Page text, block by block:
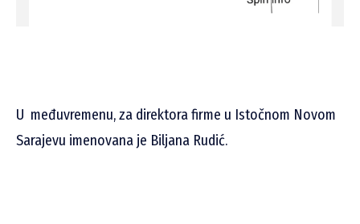
U međuvremenu, za direktora firme u Istočnom Novom
Sarajevu imenovana je Biljana Rudić.